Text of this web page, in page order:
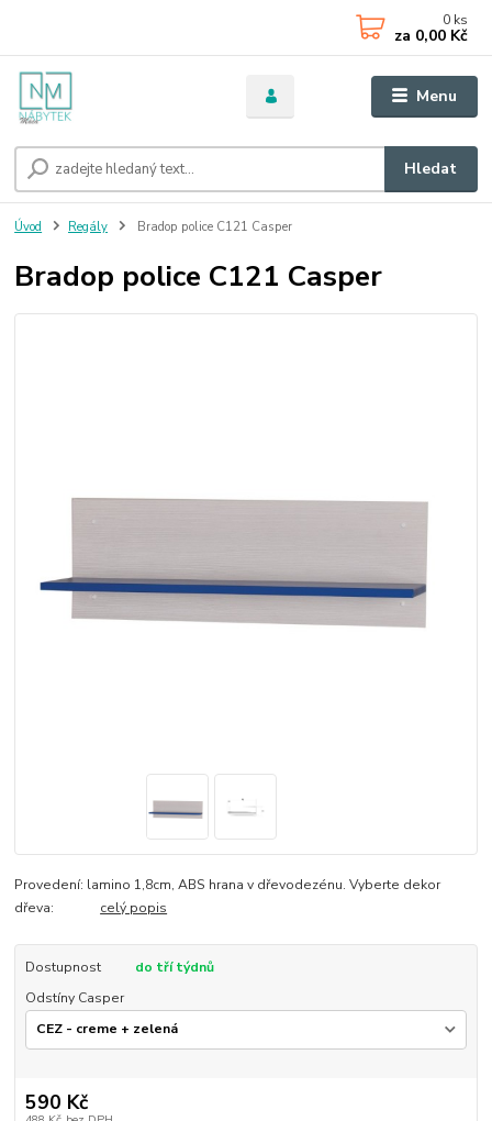
Menu
Hledat
0 ks
za 0,00 Kč
Úvod Regály Bradop police C121 Casper
Bradop police C121 Casper
Provedení: lamino 1,8cm, ABS hrana v dřevodezénu. Vyberte dekor
dřeva: celý popis
Dostupnost
do tří týdnů
Odstíny Casper
590 Kč